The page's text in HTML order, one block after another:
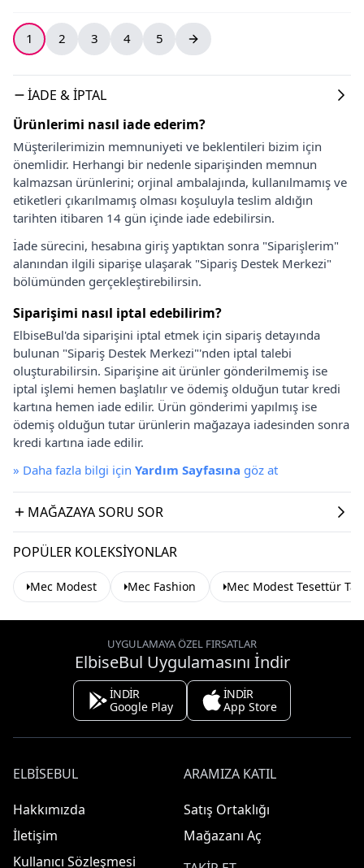
1 2 3 4 5
İADE & İPTAL
Ürünlerimi nasıl iade ederim?
Müşterilerimizin memnuniyeti ve beklentileri bizim için
önemlidir. Herhangi bir nedenle siparişinden memnun
kalmazsan ürünlerini; orjinal ambalajında, kullanılmamış ve
etiketleri çıkarılmamış olması koşuluyla teslim aldığın
tarihten itibaren 14 gün içinde iade edebilirsin.
İade sürecini, hesabına giriş yaptıktan sonra "Siparişlerim"
alanından ilgili siparişe ulaşarak "Sipariş Destek Merkezi"
bölümünden gerçekleştirebilirsin.
Siparişimi nasıl iptal edebilirim?
ElbiseBul'da siparişini iptal etmek için sipariş detayında
bulunan "Sipariş Destek Merkezi"'nden iptal talebi
oluşturabilirsin. Siparişine ait ürünler gönderilmemiş ise
iptal işlemi hemen başlatılır ve ödemiş olduğun tutar kredi
kartına hemen iade edilir. Ürün gönderimi yapılmış ise
ödemiş olduğun tutar ürünlerin mağazaya iadesinden sonra
kredi kartına iade edilir.
» Daha fazla bilgi için Yardım Sayfasına göz at
MAĞAZAYA SORU SOR
POPÜLER KOLEKSIYONLAR
Mec Modest Mec Fashion Mec Modest Tesettür
UYGULAMAYA ÖZEL FIRSATLAR
ElbiseBul Uygulamasını İndir
İNDİR
Google Play
İNDİR
App Store
ELBISEBUL
Hakkımızda
İletişim
Kullanıcı Sözleşmesi
ARAMIZA KATIL
Satış Ortaklığı
Mağazanı Aç